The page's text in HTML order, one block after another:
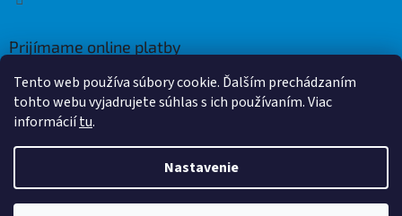
Tento web používa súbory cookie. Ďalším prechádzaním
tohto webu vyjadrujete súhlas s ich používaním. Viac
informáciítu.
Nastavenie
Prijímame online platby
Vytvoril Shoptet